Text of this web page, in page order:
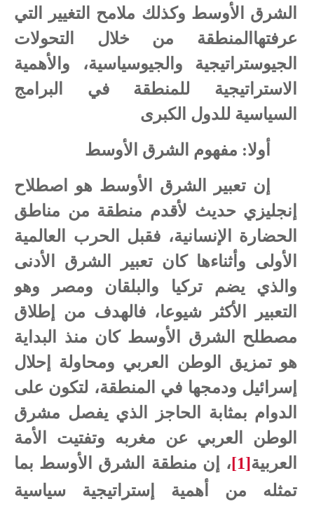
الشرق الأوسط وكذلك ملامح التغيير التي
عرفتهاالمنطقة من خلال التحولات
الجيوستراتيجية والجيوسياسية، والأهمية
الاستراتيجية للمنطقة في البرامج
السياسية للدول الكبرى
أولا: مفهوم الشرق الأوسط
إن تعبير الشرق الأوسط هو اصطلاح
إنجليزي حديث لأقدم منطقة من مناطق
الحضارة الإنسانية، فقبل الحرب العالمية
الأولى وأثناءها كان تعبير الشرق الأدنى
والذي يضم تركيا والبلقان ومصر وهو
التعبير الأكثر شيوعا، فالهدف من إطلاق
مصطلح الشرق الأوسط كان منذ البداية
هو تمزيق الوطن العربي ومحاولة إحلال
إسرائيل ودمجها في المنطقة، لتكون على
الدوام بمثابة الحاجز الذي يفصل مشرق
الوطن العربي عن مغربه وتفتيت الأمة
العربية[1]، إن منطقة الشرق الأوسط بما
تمثله من أهمية إستراتيجية سياسية